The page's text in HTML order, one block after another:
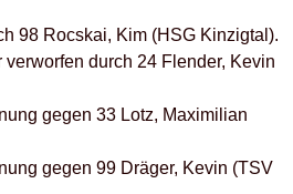
Rocskai, Kim (HSG Kinzigtal).
durch 24 Flender, Kevin
gegen 33 Lotz, Maximilian
gegen 99 Dräger, Kevin (TSV